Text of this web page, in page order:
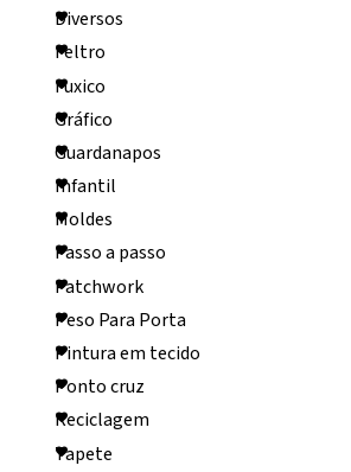
Diversos
Feltro
Fuxico
Gráfico
Guardanapos
Infantil
Moldes
Passo a passo
Patchwork
Peso Para Porta
Pintura em tecido
Ponto cruz
Reciclagem
Tapete